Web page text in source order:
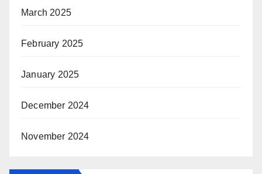
March 2025
February 2025
January 2025
December 2024
November 2024